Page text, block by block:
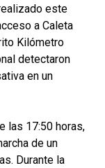
este
a Caleta
Kilómetro
detectaron
en un
las 17:50 horas,
de un
Durante la